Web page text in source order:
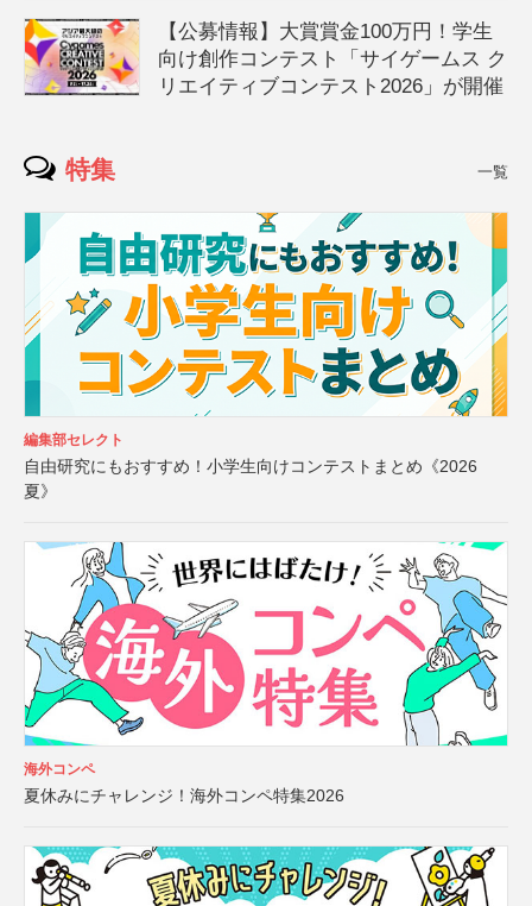
【公募情報】大賞賞金100万円！学生
向け創作コンテスト「サイゲームス ク
リエイティブコンテスト2026」が開催
特集 一覧
編集部セレクト
自由研究にもおすすめ！小学生向けコンテストまとめ《2026
夏》
海外コンペ
夏休みにチャレンジ！海外コンペ特集2026